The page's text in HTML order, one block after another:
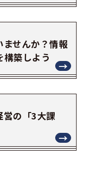
ませんか？情報
構築しよう
営の「3大課